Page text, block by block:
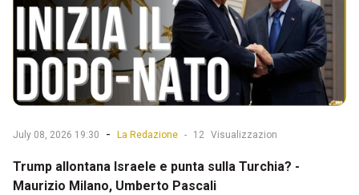
July 08, 2026 19:30 - La Redazione - 12 Visualizzazion
Trump allontana Israele e punta sulla Turchia? -
Maurizio Milano, Umberto Pascali